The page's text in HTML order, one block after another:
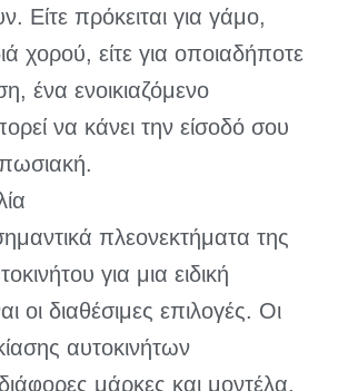
Είτε πρόκειται για γάμο,
χορού, είτε για οποιαδήποτε
ένα ενοικιαζόμενο
να κάνει την είσοδό σου
πλεονεκτήματα της
για μια ειδική
οι διαθέσιμες επιλογές. Οι
αυτοκινήτων
μάρκες και μοντέλα,